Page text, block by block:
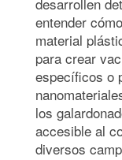
entender
material
para crear
específicos o
los
accesible al
diversos